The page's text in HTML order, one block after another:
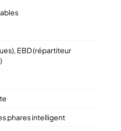
EBD (répartiteur
phares intelligent